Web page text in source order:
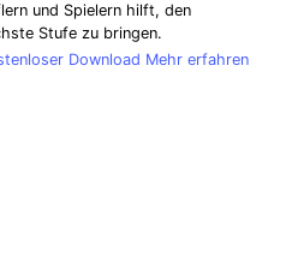
und Spielern hilft, den
Stufe zu bringen.
Download Mehr erfahren